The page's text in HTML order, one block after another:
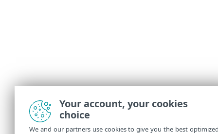
Your account, your cookies
choice
We and our partners use cookies to give you the best